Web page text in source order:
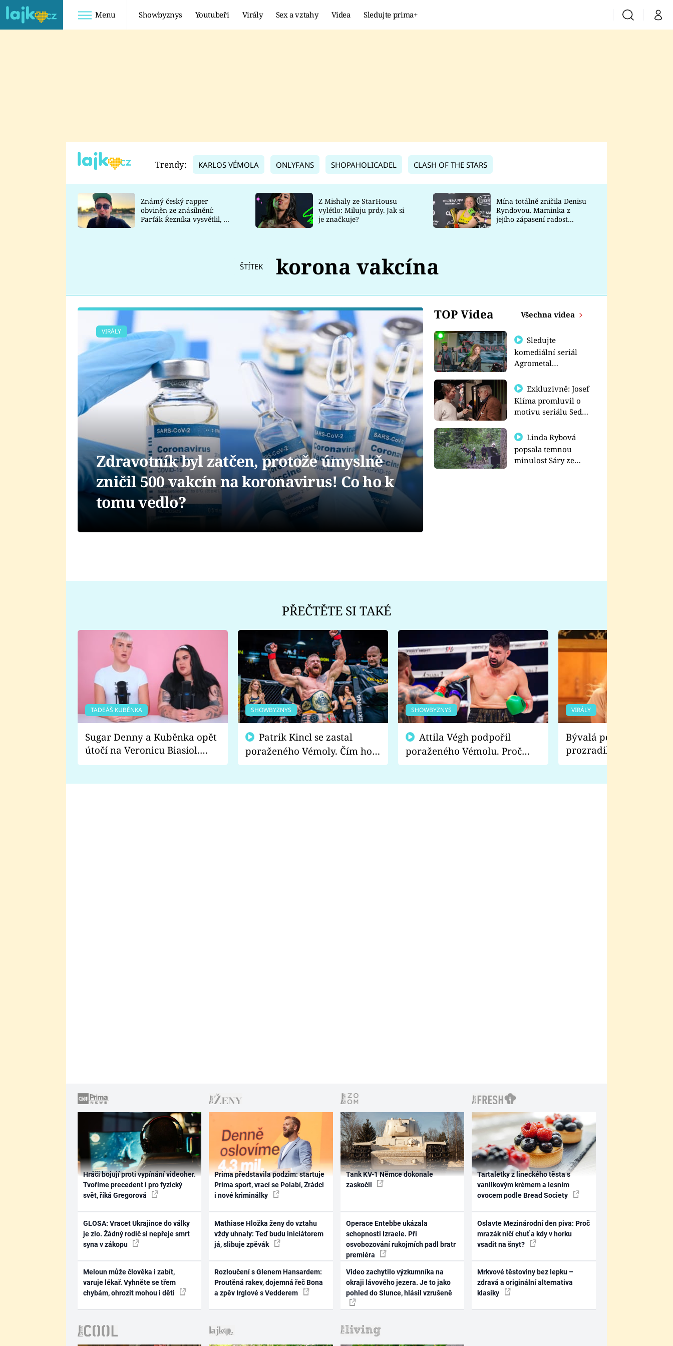
Menu Showbyznys Youtubeři Virály Sex a vztahy Videa Sledujte prima+ VyhledáváníMůj
TADEÁŠ KUBĚNKA
DATEL
Prima Lajk
Sledujte nás
Trendy: KARLOS VÉMOLA ONLYFANS SHOPAHOLICADEL CLASH OF THE STARS
Známý český rapper
obviněn ze znásilnění:
Parťák Řezníka vysvětlil, co
Z Mishaly ze StarHousu
vylétlo: Miluju prdy. Jak si
je značkuje?
Mína totálně zničila Denisu
Ryndovou. Maminka z
jejího zápasení radost
ŠTÍTEK korona vakcína
TOP Videa Všechna videa
Sledujte
komediální seriál
Agrometal
prima+
Exkluzivně: Josef
Klíma promluvil o
motivu seriálu Sedm
Linda Rybová
popsala temnou
minulost Sáry ze
VIRÁLY
Zdravotník byl zatčen, protože úmyslně
zničil 500 vakcín na koronavirus! Co ho k
tomu vedlo?
PŘEČTĚTE SI TAKÉ
TADEÁŠ KUBĚNKA
Sugar Denny a Kuběnka opět
útočí na Veronicu Biasiol.
Proč je podle nich falešná a
SHOWBYZNYS
poraženého Vémoly. Čím ho
fanoušci naštvali?
SHOWBYZNYS
poraženého Vémolu. Proč
chce raději zápasit s ním než
VIRÁLY
Bývalá pornoherečka
prozradila, co ji
natáčení Euforie.
Hráči bojují proti vypínání videoher.
Tvoříme precedent i pro fyzický
svět, říká Gregorová
GLOSA: Vracet Ukrajince do války
je zlo. Žádný rodič si nepřeje smrt
syna v zákopu
Meloun může člověka i zabít,
varuje lékař. Vyhněte se třem
chybám, ohrozit mohou i děti
Prima představila podzim: startuje
Prima sport, vrací se Polabí, Zrádci
i nové kriminálky
Mathiase Hložka ženy do vztahu
vždy uhnaly: Teď budu iniciátorem
já, slibuje zpěvák
Rozloučení s Glenem Hansardem:
Proutěná rakev, dojemná řeč Bona
a zpěv Irglové s Vedderem
Tank KV-1 Němce dokonale
zaskočil
Operace Entebbe ukázala
schopnosti Izraele. Při
osvobozování rukojmích padl bratr
premiéra
Video zachytilo výzkumníka na
okraji lávového jezera. Je to jako
pohled do Slunce, hlásil vzrušeně
Tartaletky z lineckého těsta s
vanilkovým krémem a lesním
ovocem podle Bread Society
Oslavte Mezinárodní den piva: Proč
mrazák ničí chuť a kdy v horku
vsadit na šnyt?
Mrkvové těstoviny bez lepku –
zdravá a originální alternativa
klasiky